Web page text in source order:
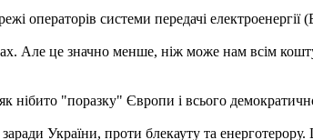
операторів системи передачі електроенергії
Але це значно менше, ніж може нам всім
нібито "поразку" Європи і всього
України, проти блекауту та енерготерору.